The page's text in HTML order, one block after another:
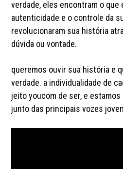
verdade, eles encontram o que
autenticidade e o controle da
revolucionaram sua história
dúvida ou vontade.
queremos ouvir sua história e
verdade. a individualidade de
jeito youcom de ser, e
junto das principais vozes